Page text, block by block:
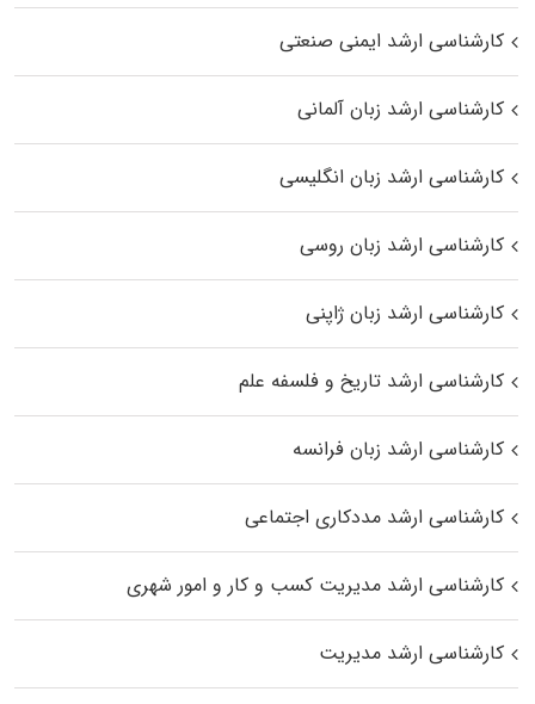
کارشناسی ارشد ایمنی صنعتی
کارشناسی ارشد زبان آلمانی
کارشناسی ارشد زبان انگلیسی
کارشناسی ارشد زبان روسی
کارشناسی ارشد زبان ژاپنی
کارشناسی ارشد تاریخ و فلسفه علم
کارشناسی ارشد زبان فرانسه
کارشناسی ارشد مددکاری اجتماعی
کارشناسی ارشد مدیریت کسب و کار و امور شهری
کارشناسی ارشد مدیریت